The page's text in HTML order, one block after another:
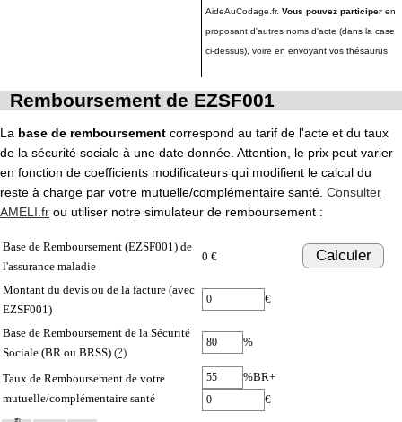
AideAuCodage.fr. Vous pouvez participer en
proposant d'autres noms d'acte (dans la case
ci-dessus), voire en envoyant vos thésaurus
Remboursement de EZSF001
La base de remboursement correspond au tarif de l'acte et du taux
de la sécurité sociale à une date donnée. Attention, le prix peut varier
en fonction de coefficients modificateurs qui modifient le calcul du
reste à charge par votre mutuelle/complémentaire santé. Consulter
AMELI.fr ou utiliser notre simulateur de remboursement :
Base de Remboursement (EZSF001) de
l'assurance maladie
0 € Calculer
Montant du devis ou de la facture (avec
EZSF001)
€
Base de Remboursement de la Sécurité
Sociale (BR ou BRSS) (?)
%
Taux de Remboursement de votre
mutuelle/complémentaire santé
%BR+
€